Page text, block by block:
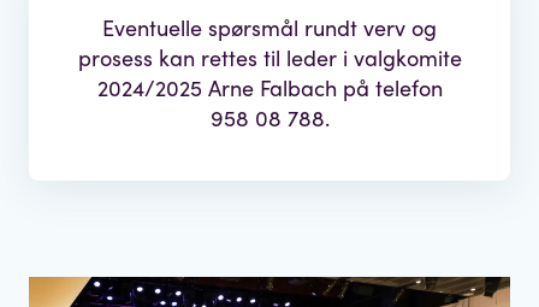
Eventuelle spørsmål rundt verv og
prosess kan rettes til leder i valgkomite
2024/2025 Arne Falbach på telefon
958 08 788.